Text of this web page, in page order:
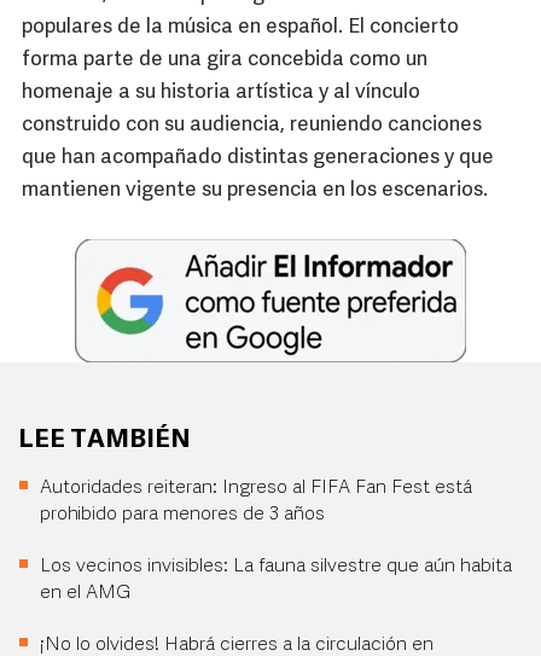
populares de la música en español. El concierto
forma parte de una gira concebida como un
homenaje a su historia artística y al vínculo
construido con su audiencia, reuniendo canciones
que han acompañado distintas generaciones y que
mantienen vigente su presencia en los escenarios.
LEE TAMBIÉN
Autoridades reiteran: Ingreso al FIFA Fan Fest está
prohibido para menores de 3 años
Los vecinos invisibles: La fauna silvestre que aún habita
en el AMG
¡No lo olvides! Habrá cierres a la circulación en